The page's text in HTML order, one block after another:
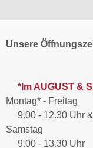
Unsere
*Im AUGUST &
Montag* - Freitag
9.00 - 12.30 Uhr
Samstag
9.00 - 13.30 Uhr